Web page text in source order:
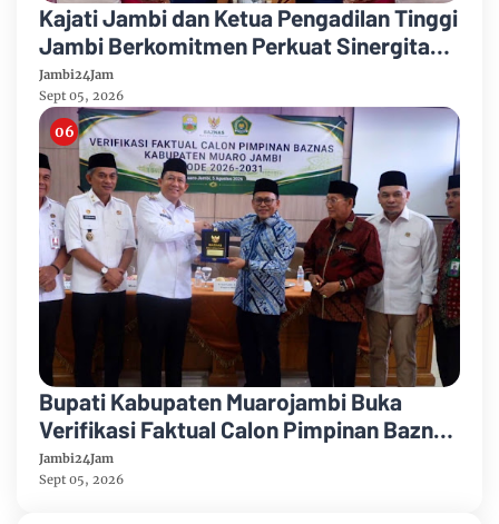
Kajati Jambi dan Ketua Pengadilan Tinggi
Jambi Berkomitmen Perkuat Sinergitas
Penegakan Hukum
Jambi24Jam
Sept 05, 2026
Bupati Kabupaten Muarojambi Buka
Verifikasi Faktual Calon Pimpinan Baznas
Tahun 2026-2031
Jambi24Jam
Sept 05, 2026